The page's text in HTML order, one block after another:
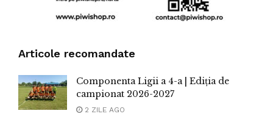
Articole recomandate
Componenta Ligii a 4-a | Ediția de
campionat 2026-2027
2 ZILE AGO